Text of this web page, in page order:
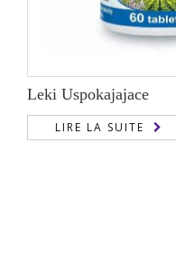
Leki Uspokajajace
LIRE LA SUITE